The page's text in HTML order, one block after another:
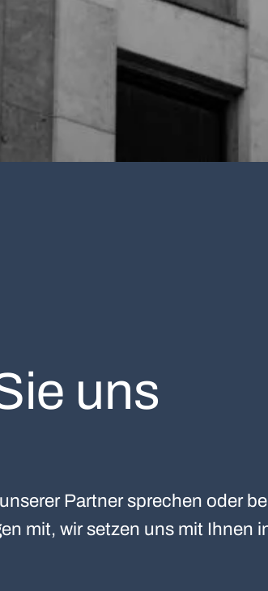
uns
Partner sprechen oder
mit, wir setzen uns mit Ihnen